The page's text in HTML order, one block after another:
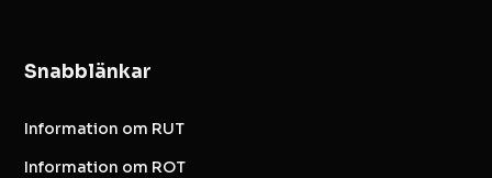
Snabblänkar
Information om RUT
Information om ROT